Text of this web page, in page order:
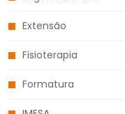
Extensão
Fisioterapia
Formatura